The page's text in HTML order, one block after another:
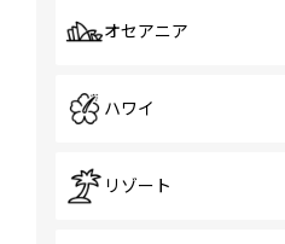
オセアニア
ハワイ
リゾート